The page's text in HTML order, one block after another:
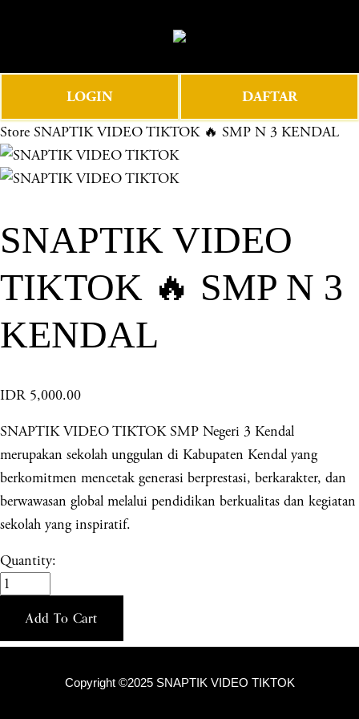
e
e
n
u
LOGIN DAFTAR
Store SNAPTIK VIDEO TIKTOK 🔥 SMP N 3 KENDAL
SNAPTIK VIDEO
TIKTOK 🔥 SMP N 3
KENDAL
IDR 5,000.00
SNAPTIK VIDEO TIKTOK SMP Negeri 3 Kendal
merupakan sekolah unggulan di Kabupaten Kendal yang
berkomitmen mencetak generasi berprestasi, berkarakter, dan
berwawasan global melalui pendidikan berkualitas dan kegiatan
sekolah yang inspiratif.
Quantity:
Add To Cart
Copyright ©2025 SNAPTIK VIDEO TIKTOK